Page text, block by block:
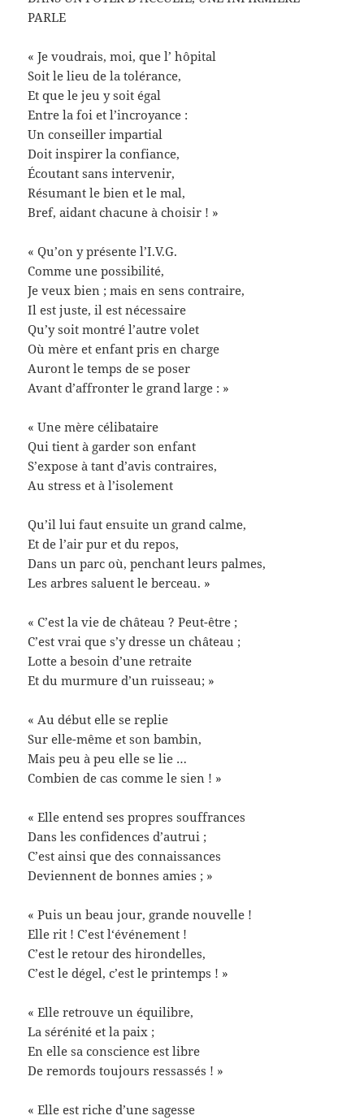
PARLE
« Je voudrais, moi, que l’ hôpital
Soit le lieu de la tolérance,
Et que le jeu y soit égal
Entre la foi et l’incroyance :
Un conseiller impartial
Doit inspirer la confiance,
Écoutant sans intervenir,
Résumant le bien et le mal,
Bref, aidant chacune à choisir ! »
« Qu’on y présente l’I.V.G.
Comme une possibilité,
Je veux bien ; mais en sens contraire,
Il est juste, il est nécessaire
Qu’y soit montré l’autre volet
Où mère et enfant pris en charge
Auront le temps de se poser
Avant d’affronter le grand large : »
« Une mère célibataire
Qui tient à garder son enfant
S’expose à tant d’avis contraires,
Au stress et à l’isolement
Qu’il lui faut ensuite un grand calme,
Et de l’air pur et du repos,
Dans un parc où, penchant leurs palmes,
Les arbres saluent le berceau. »
« C’est la vie de château ? Peut-être ;
C’est vrai que s’y dresse un château ;
Lotte a besoin d’une retraite
Et du murmure d’un ruisseau; »
« Au début elle se replie
Sur elle-même et son bambin,
Mais peu à peu elle se lie …
Combien de cas comme le sien ! »
« Elle entend ses propres souffrances
Dans les confidences d’autrui ;
C’est ainsi que des connaissances
Deviennent de bonnes amies ; »
« Puis un beau jour, grande nouvelle !
Elle rit ! C’est l‘événement !
C’est le retour des hirondelles,
C’est le dégel, c’est le printemps ! »
« Elle retrouve un équilibre,
La sérénité et la paix ;
En elle sa conscience est libre
De remords toujours ressassés ! »
« Elle est riche d’une sagesse